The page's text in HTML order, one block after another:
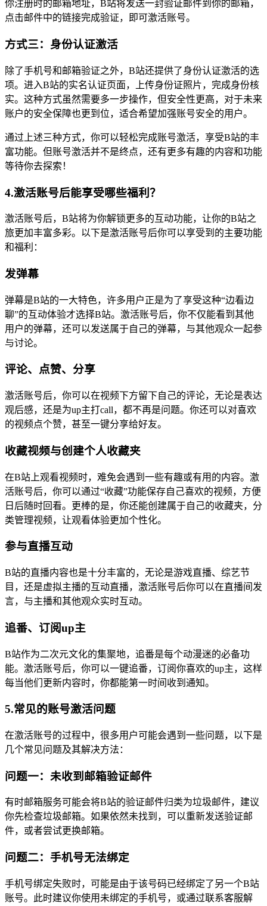
你注册时的邮箱地址，B站将发送一封验证邮件到你的邮箱，
点击邮件中的链接完成验证，即可激活账号。
方式三：身份认证激活
除了手机号和邮箱验证之外，B站还提供了身份认证激活的选
项。进入B站的实名认证页面，上传身份证照片，完成身份核
实。这种方式虽然需要多一步操作，但安全性更高，对于未来
账户的安全保障也更到位，适合希望加强账号安全的用户。
通过上述三种方式，你可以轻松完成账号激活，享受B站的丰
富功能。但账号激活并不是终点，还有更多有趣的内容和功能
等待你去探索！
4.激活账号后能享受哪些福利？
激活账号后，B站将为你解锁更多的互动功能，让你的B站之
旅更加丰富多彩。以下是激活账号后你可以享受到的主要功能
和福利：
发弹幕
弹幕是B站的一大特色，许多用户正是为了享受这种“边看边
聊”的互动体验才选择B站。激活账号后，你不仅能看到其他
用户的弹幕，还可以发送属于自己的弹幕，与其他观众一起参
与讨论。
评论、点赞、分享
激活账号后，你可以在视频下方留下自己的评论，无论是表达
观后感，还是为up主打call，都不再是问题。你还可以对喜欢
的视频点个赞，甚至一键分享给好友。
收藏视频与创建个人收藏夹
在B站上观看视频时，难免会遇到一些有趣或有用的内容。激
活账号后，你可以通过“收藏”功能保存自己喜欢的视频，方便
日后随时回看。更棒的是，你还能创建属于自己的收藏夹，分
类管理视频，让观看体验更加个性化。
参与直播互动
B站的直播内容也是十分丰富的，无论是游戏直播、综艺节
目，还是虚拟主播的互动直播，激活账号后你可以在直播间发
言，与主播和其他观众实时互动。
追番、订阅up主
B站作为二次元文化的集聚地，追番是每个动漫迷的必备功
能。激活账号后，你可以一键追番，订阅你喜欢的up主，这样
每当他们更新内容时，你都能第一时间收到通知。
5.常见的账号激活问题
在激活账号的过程中，很多用户可能会遇到一些问题，以下是
几个常见问题及其解决方法：
问题一：未收到邮箱验证邮件
有时邮箱服务可能会将B站的验证邮件归类为垃圾邮件，建议
你先检查垃圾邮箱。如果依然未找到，可以重新发送验证邮
件，或者尝试更换邮箱。
问题二：手机号无法绑定
手机号绑定失败时，可能是由于该号码已经绑定了另一个B站
账号。此时建议你使用未绑定的手机号，或通过联系客服解